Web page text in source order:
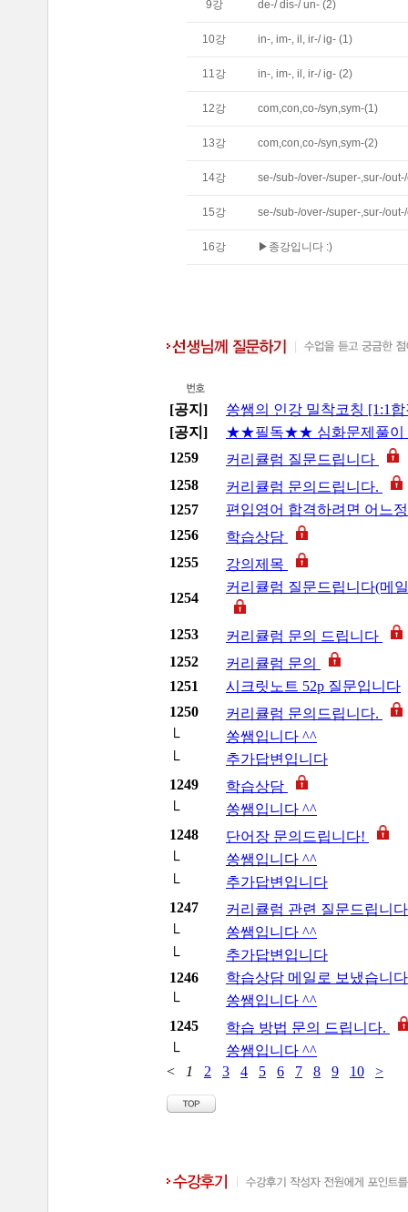
9강 de-/ dis-/ un- (2)
10강 in-, im-, il, ir-/ ig- (1)
11강 in-, im-, il, ir-/ ig- (2)
12강 com,con,co-/syn,sym-(1)
13강 com,con,co-/syn,sym-(2)
14강 se-/sub-/over-/super-,sur-/
15강 se-/sub-/over-/super-,sur-/
16강 ▶종강입니다 :)